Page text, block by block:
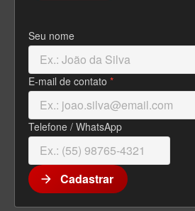
Seu nome
E-mail de contato *
Telefone / WhatsApp
arrow_forward Cadastrar